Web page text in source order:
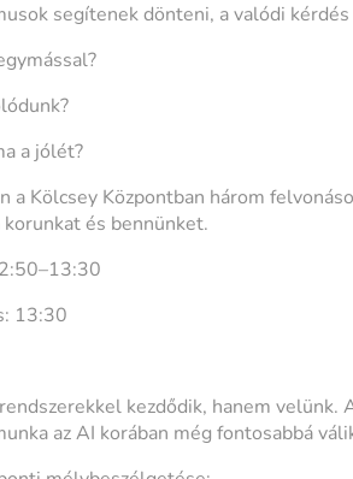
segítenek dönteni, a valódi kérdés
a jólét?
a Kölcsey Központban három
és bennünket.
13:30
kezdődik, hanem
az AI korában még fontosabbá